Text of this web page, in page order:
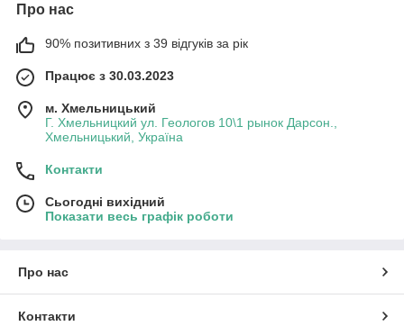
Про нас
90% позитивних з 39 відгуків за рік
Працює з 30.03.2023
м. Хмельницький
Г. Хмельницкий ул. Геологов 10\1 рынок Дарсон.,
Хмельницький, Україна
Контакти
Сьогодні вихідний
Показати весь графік роботи
Про нас
Контакти